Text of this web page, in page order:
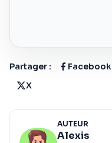
Partager : Facebook
X
AUTEUR
Alexis